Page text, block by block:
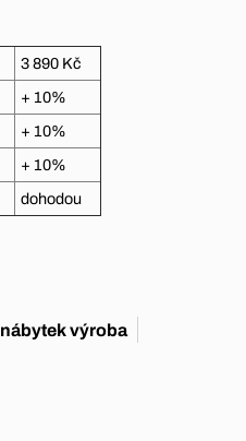
3 890 Kč
+ 10%
+ 10%
+ 10%
dohodou
nábytekvýroba